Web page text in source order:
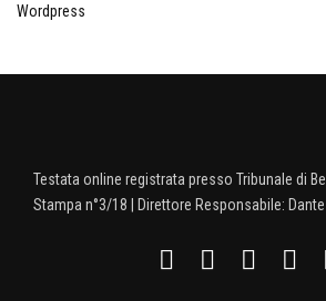
Wordpress
Testata online registrata presso Tribunale di
Stampa n°3/18 | Direttore Responsabile: